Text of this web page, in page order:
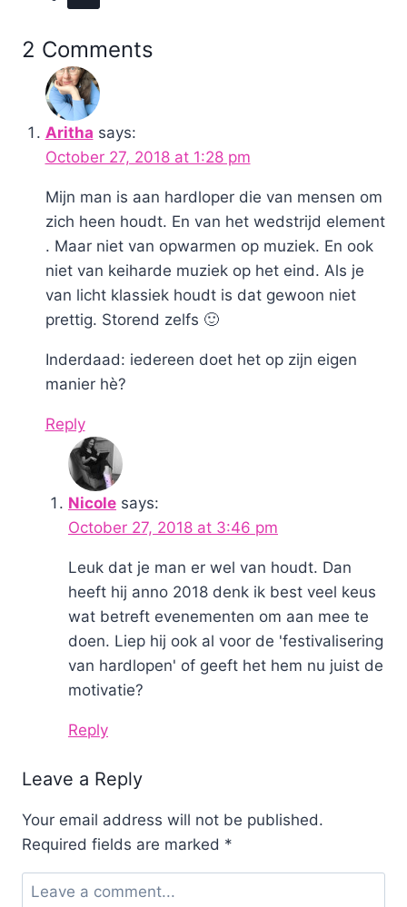
2 Comments
Aritha says:
October 27, 2018 at 1:28 pm
Mijn man is aan hardloper die van mensen om
zich heen houdt. En van het wedstrijd element
. Maar niet van opwarmen op muziek. En ook
niet van keiharde muziek op het eind. Als je
van licht klassiek houdt is dat gewoon niet
prettig. Storend zelfs 🙂
Inderdaad: iedereen doet het op zijn eigen
manier hè?
Reply
Nicole says:
October 27, 2018 at 3:46 pm
Leuk dat je man er wel van houdt. Dan
heeft hij anno 2018 denk ik best veel keus
wat betreft evenementen om aan mee te
doen. Liep hij ook al voor de 'festivalisering
van hardlopen' of geeft het hem nu juist de
motivatie?
Reply
Leave a Reply
Your email address will not be published.
Required fields are marked *